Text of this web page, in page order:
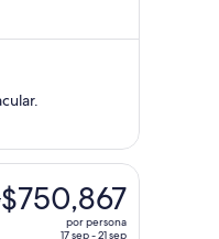
$750,867
por persona
17 sep - 21 sep